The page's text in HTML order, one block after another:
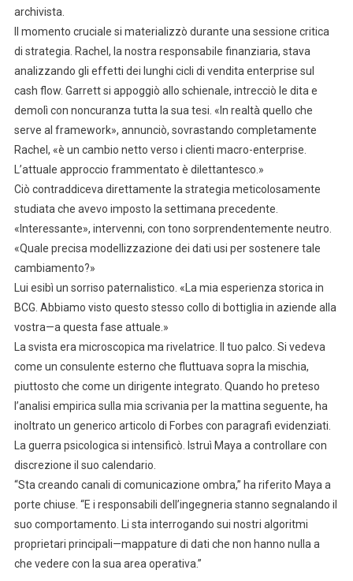
archivista.
Il momento cruciale si materializzò durante una sessione critica
di strategia. Rachel, la nostra responsabile finanziaria, stava
analizzando gli effetti dei lunghi cicli di vendita enterprise sul
cash flow. Garrett si appoggiò allo schienale, intrecciò le dita e
demolì con noncuranza tutta la sua tesi. «In realtà quello che
serve al framework», annunciò, sovrastando completamente
Rachel, «è un cambio netto verso i clienti macro-enterprise.
L’attuale approccio frammentato è dilettantesco.»
Ciò contraddiceva direttamente la strategia meticolosamente
studiata che avevo imposto la settimana precedente.
«Interessante», intervenni, con tono sorprendentemente neutro.
«Quale precisa modellizzazione dei dati usi per sostenere tale
cambiamento?»
Lui esibì un sorriso paternalistico. «La mia esperienza storica in
BCG. Abbiamo visto questo stesso collo di bottiglia in aziende alla
vostra—a questa fase attuale.»
La svista era microscopica ma rivelatrice. Il tuo palco. Si vedeva
come un consulente esterno che fluttuava sopra la mischia,
piuttosto che come un dirigente integrato. Quando ho preteso
l’analisi empirica sulla mia scrivania per la mattina seguente, ha
inoltrato un generico articolo di Forbes con paragrafi evidenziati.
La guerra psicologica si intensificò. Istruì Maya a controllare con
discrezione il suo calendario.
“Sta creando canali di comunicazione ombra,” ha riferito Maya a
porte chiuse. “E i responsabili dell’ingegneria stanno segnalando il
suo comportamento. Li sta interrogando sui nostri algoritmi
proprietari principali—mappature di dati che non hanno nulla a
che vedere con la sua area operativa.”